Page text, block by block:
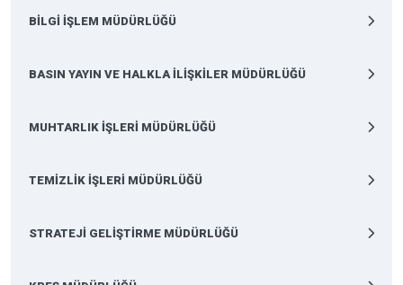
BİLGİ İŞLEM MÜDÜRLÜĞÜ
BASIN YAYIN VE HALKLA İLİŞKİLER MÜDÜRLÜĞÜ
MUHTARLIK İŞLERİ MÜDÜRLÜĞÜ
TEMİZLİK İŞLERİ MÜDÜRLÜĞÜ
STRATEJİ GELİŞTİRME MÜDÜRLÜĞÜ